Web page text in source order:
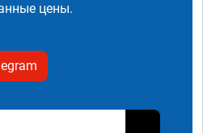
цены.